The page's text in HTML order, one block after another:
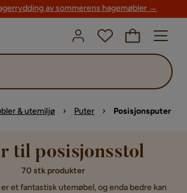
av sommerens hagemøbler →
& utemiljø Puter Posisjonsputer
til posisjonsstol
70 stk produkter
et fantastisk utemøbel, og enda bedre kan